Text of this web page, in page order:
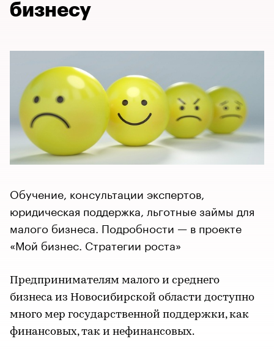
бизнесу
Обучение, консультации экспертов,
юридическая поддержка, льготные займы для
малого бизнеса. Подробности — в проекте
«Мой бизнес. Стратегии роста»
Предпринимателям малого и среднего
бизнеса из Новосибирской области доступно
много мер государственной поддержки, как
финансовых, так и нефинансовых.